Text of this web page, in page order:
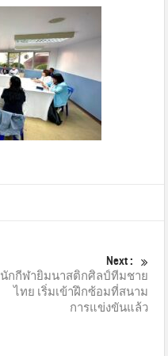
Next :
นักกีฬายิมนาสติกศิลป์ทีมชาย
ไทย เริ่มเข้าฝึกซ้อมที่สนาม
การแข่งขันแล้ว